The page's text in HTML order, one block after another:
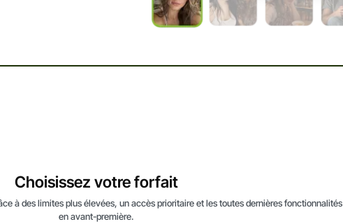
Choisissez votre forfait
à des limites plus élevées, un accès prioritaire et les toutes dernières fonctionnalités
en avant-première.